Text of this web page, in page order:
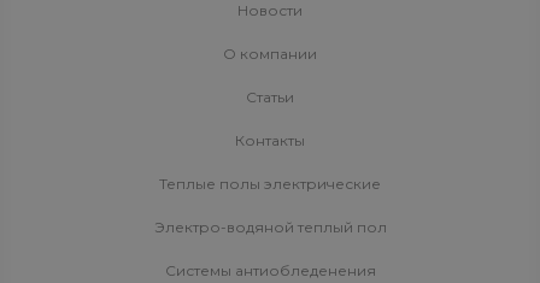
Новости
О компании
Статьи
Контакты
Теплые полы электрические
Электро-водяной теплый пол
Системы антиобледенения